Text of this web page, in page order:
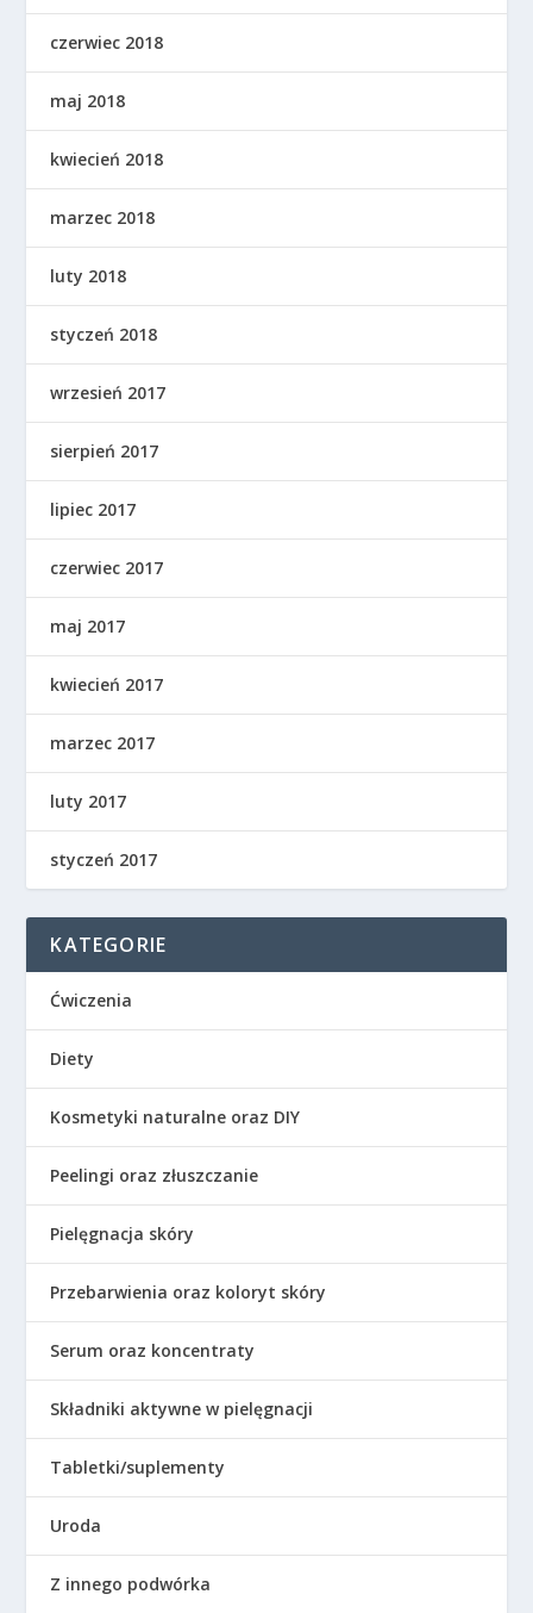
czerwiec 2018
maj 2018
kwiecień 2018
marzec 2018
luty 2018
styczeń 2018
wrzesień 2017
sierpień 2017
lipiec 2017
czerwiec 2017
maj 2017
kwiecień 2017
marzec 2017
luty 2017
styczeń 2017
KATEGORIE
Ćwiczenia
Diety
Kosmetyki naturalne oraz DIY
Peelingi oraz złuszczanie
Pielęgnacja skóry
Przebarwienia oraz koloryt skóry
Serum oraz koncentraty
Składniki aktywne w pielęgnacji
Tabletki/suplementy
Uroda
Z innego podwórka